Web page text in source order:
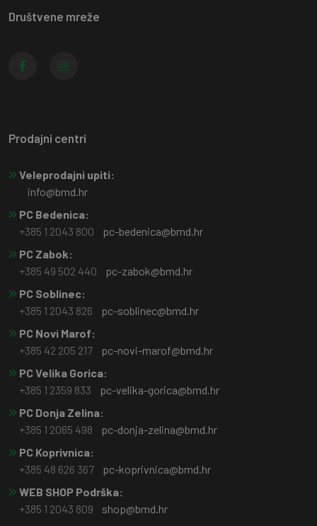
Društvene mreže
Prodajni centri
Veleprodajni upiti:
info@bmd.hr
PC Bedenica:
+385 1 2043 800
pc-bedenica@bmd.hr
PC Zabok:
+385 49 502 440
pc-zabok@bmd.hr
PC Soblinec:
+385 1 2043 826
pc-soblinec@bmd.hr
PC Novi Marof:
+385 42 205 217
pc-novi-marof@bmd.hr
PC Velika Gorica:
+385 1 2359 833
pc-velika-gorica@bmd.hr
PC Donja Zelina:
+385 1 2065 498
pc-donja-zelina@bmd.hr
PC Koprivnica:
+385 48 626 367
pc-koprivnica@bmd.hr
WEB SHOP Podrška:
+385 1 2043 809
shop@bmd.hr